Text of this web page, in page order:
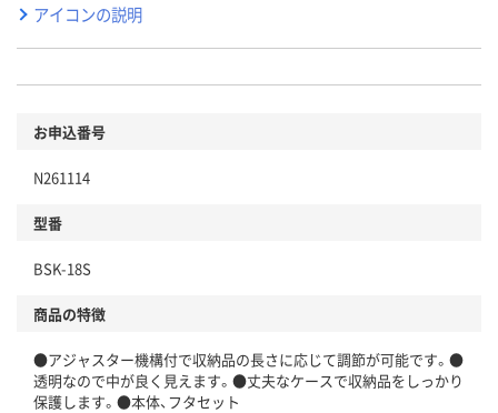
アイコンの説明
お申込番号
N261114
型番
BSK-18S
商品の特徴
●アジャスター機構付で収納品の長さに応じて調節が可能です。●
透明なので中が良く見えます。●丈夫なケースで収納品をしっかり
保護します。●本体、フタセット